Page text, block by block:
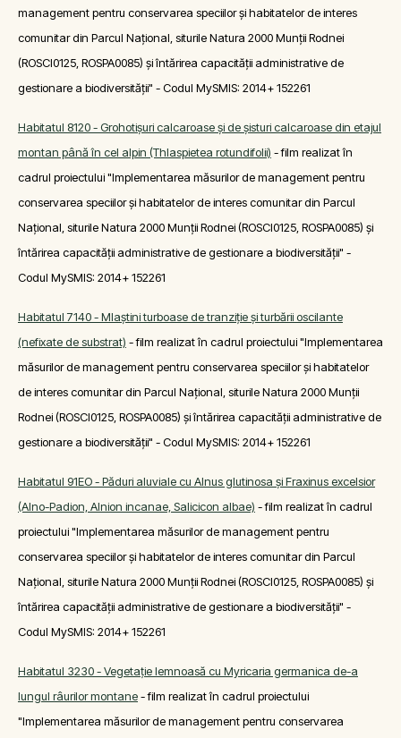
management pentru conservarea speciilor și habitatelor de interes
comunitar din Parcul Național, siturile Natura 2000 Munții Rodnei
(ROSCI0125, ROSPA0085) și întărirea capacității administrative de
gestionare a biodiversității" - Codul MySMIS: 2014+ 152261
Habitatul 8120 - Grohotişuri calcaroase şi de şisturi calcaroase din etajul
montan până în cel alpin (Thlaspietea rotundifolii) - film realizat în
cadrul proiectului "Implementarea măsurilor de management pentru
conservarea speciilor și habitatelor de interes comunitar din Parcul
Național, siturile Natura 2000 Munții Rodnei (ROSCI0125, ROSPA0085) și
întărirea capacității administrative de gestionare a biodiversității" -
Codul MySMIS: 2014+ 152261
Habitatul 7140 - Mlaştini turboase de tranziţie şi turbării oscilante
(nefixate de substrat) - film realizat în cadrul proiectului "Implementarea
măsurilor de management pentru conservarea speciilor și habitatelor
de interes comunitar din Parcul Național, siturile Natura 2000 Munții
Rodnei (ROSCI0125, ROSPA0085) și întărirea capacității administrative de
gestionare a biodiversității" - Codul MySMIS: 2014+ 152261
Habitatul 91EO - Păduri aluviale cu Alnus glutinosa şi Fraxinus excelsior
(Alno-Padion, Alnion incanae, Salicicon albae) - film realizat în cadrul
proiectului "Implementarea măsurilor de management pentru
conservarea speciilor și habitatelor de interes comunitar din Parcul
Național, siturile Natura 2000 Munții Rodnei (ROSCI0125, ROSPA0085) și
întărirea capacității administrative de gestionare a biodiversității" -
Codul MySMIS: 2014+ 152261
Habitatul 3230 - Vegetaţie lemnoasă cu Myricaria germanica de-a
lungul râurilor montane- film realizat în cadrul proiectului
"Implementarea măsurilor de management pentru conservarea